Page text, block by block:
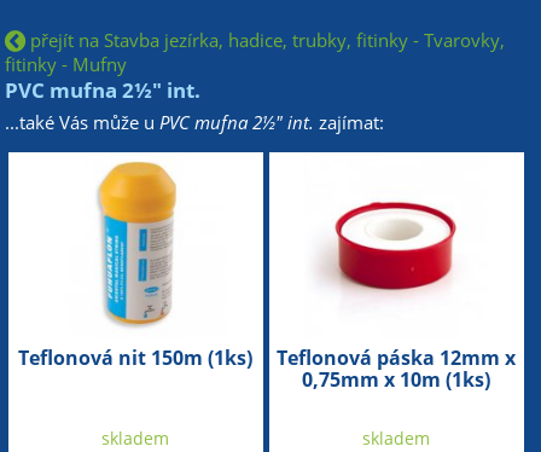
přejít na Stavba jezírka, hadice, trubky, fitinky - Tvarovky,
fitinky - Mufny
PVC mufna 2½" int.
...také Vás může uPVC mufna 2½" int. zajímat:
Teflonová nit 150m (1ks)
skladem
Teflonová páska 12mm x
0,75mm x 10m (1ks)
skladem